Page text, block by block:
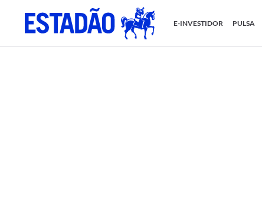
E-INVESTIDOR PULSA